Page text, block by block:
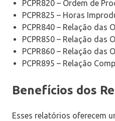
PCPR820 – Ordem de
PCPR825 – Horas
PCPR840 – Relação das
PCPR850 – Relação das
PCPR860 – Relação das
PCPR895 – Relação
Benefícios dos
Esses relatórios oferecem